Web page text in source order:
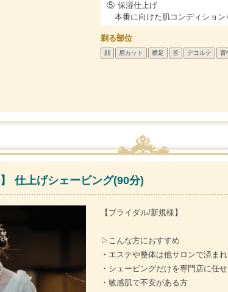
⑤ 保湿仕上げ
本番に向けた肌コンディション
剃る部位
顔 眉カット 襟足 首 デコルテ 背
】 仕上げシェービング(90分)
【ブライダル/新規様】
▷こんな方におすすめ
・エステや整体は他サロンで済ま
・シェービングだけを専門店に任
・敏感肌で不安がある方